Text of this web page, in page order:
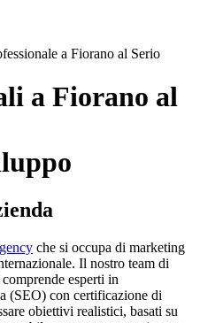
a Fiorano al Serio
a Fiorano al
che si occupa di marketing
Il nostro team di
esperti in
(SEO) con certificazione di
obiettivi realistici, basati su